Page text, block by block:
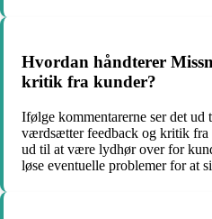
Hvordan håndterer
kritik fra kunder?
Ifølge kommentarerne ser det ud
værdsætter feedback og kritik fra
ud til at være lydhør over for
løse eventuelle problemer for at